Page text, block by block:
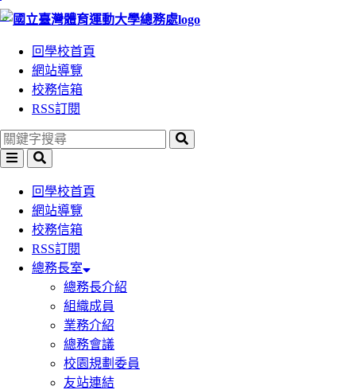
跳
區
塊
跳
區
塊
:::
回學校首頁
網站導覽
校務信箱
RSS訂閱
回學校首頁
網站導覽
校務信箱
RSS訂閱
總務長室
總務長介紹
組織成員
業務介紹
總務會議
校園規劃委員
友站連結